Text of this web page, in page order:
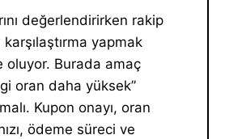
değerlendirirken rakip
yapmak
oluyor. Burada amaç
oran daha yüksek”
Kupon onayı, oran
ödeme süreci ve